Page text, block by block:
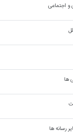
و اجتماعی
ها
رسانه ها